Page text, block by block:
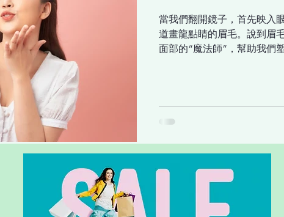
當我們翻開鏡子，首先映入
道畫龍點睛的眉毛。說到眉
面部的“魔法師”，幫助我們
雅的弓形眉、俏皮的平眉還
是怎樣的女性。 如果你對
表層，效果可持續數月至數
為畫眉毛而疲於奔命。那它
擇豐富： 霧眉：適合追求
果你的眉毛天生較淡，這種